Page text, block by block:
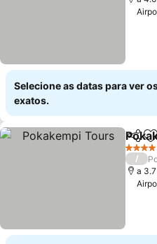
Selecione as datas para ver
exatos.
4
/
a